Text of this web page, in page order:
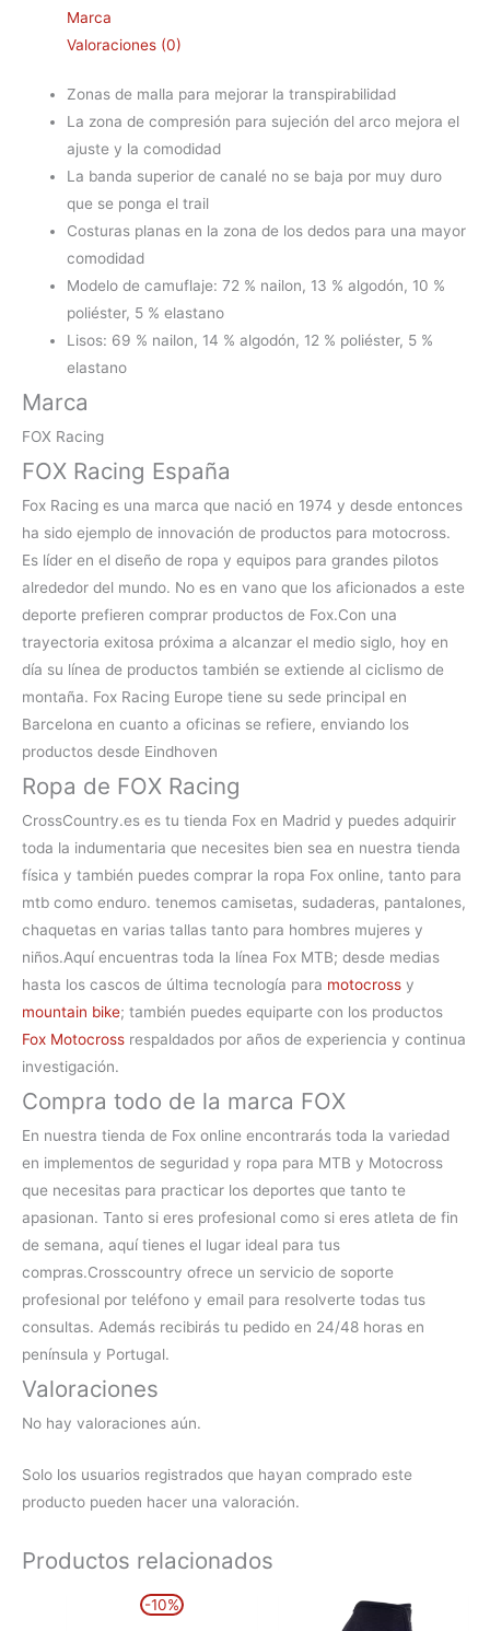
Marca
Valoraciones (0)
Zonas de malla para mejorar la transpirabilidad
La zona de compresión para sujeción del arco mejora el
ajuste y la comodidad
La banda superior de canalé no se baja por muy duro
que se ponga el trail
Costuras planas en la zona de los dedos para una mayor
comodidad
Modelo de camuflaje: 72 % nailon, 13 % algodón, 10 %
poliéster, 5 % elastano
Lisos: 69 % nailon, 14 % algodón, 12 % poliéster, 5 %
elastano
Marca
FOX Racing
FOX Racing España
Fox Racing es una marca que nació en 1974 y desde entonces
ha sido ejemplo de innovación de productos para motocross.
Es líder en el diseño de ropa y equipos para grandes pilotos
alrededor del mundo. No es en vano que los aficionados a este
deporte prefieren comprar productos de Fox.Con una
trayectoria exitosa próxima a alcanzar el medio siglo, hoy en
día su línea de productos también se extiende al ciclismo de
montaña. Fox Racing Europe tiene su sede principal en
Barcelona en cuanto a oficinas se refiere, enviando los
productos desde Eindhoven
Ropa de FOX Racing
CrossCountry.es es tu tienda Fox en Madrid y puedes adquirir
toda la indumentaria que necesites bien sea en nuestra tienda
física y también puedes comprar la ropa Fox online, tanto para
mtb como enduro. tenemos camisetas, sudaderas, pantalones,
chaquetas en varias tallas tanto para hombres mujeres y
niños.Aquí encuentras toda la línea Fox MTB; desde medias
hasta los cascos de última tecnología para motocross y
mountain bike; también puedes equiparte con los productos
Fox Motocross respaldados por años de experiencia y continua
investigación.
Compra todo de la marca FOX
En nuestra tienda de Fox online encontrarás toda la variedad
en implementos de seguridad y ropa para MTB y Motocross
que necesitas para practicar los deportes que tanto te
apasionan. Tanto si eres profesional como si eres atleta de fin
de semana, aquí tienes el lugar ideal para tus
compras.Crosscountry ofrece un servicio de soporte
profesional por teléfono y email para resolverte todas tus
consultas. Además recibirás tu pedido en 24/48 horas en
península y Portugal.
Valoraciones
No hay valoraciones aún.
Solo los usuarios registrados que hayan comprado este
producto pueden hacer una valoración.
Productos relacionados
-10%
precio
producto